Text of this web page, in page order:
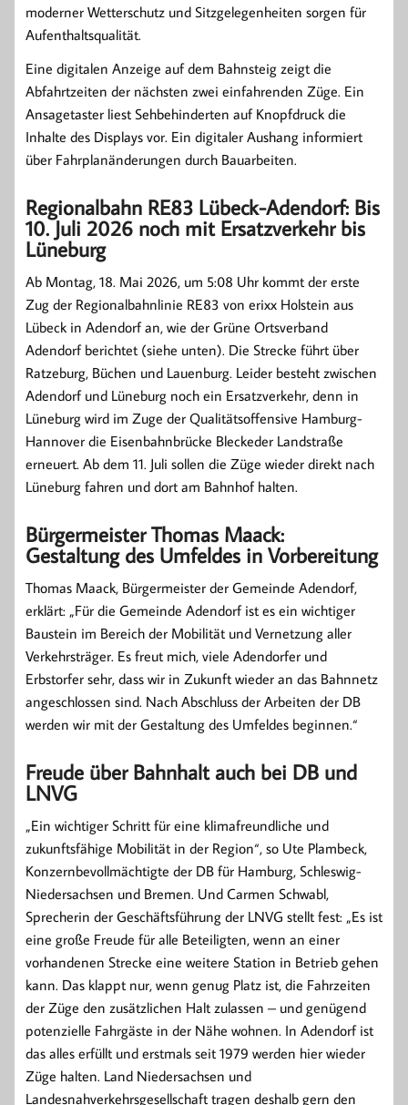
moderner Wetterschutz und Sitzgelegenheiten sorgen für
Aufenthaltsqualität.
Eine digitalen Anzeige auf dem Bahnsteig zeigt die
Abfahrtzeiten der nächsten zwei einfahrenden Züge. Ein
Ansagetaster liest Sehbehinderten auf Knopfdruck die
Inhalte des Displays vor. Ein digitaler Aushang informiert
über Fahrplanänderungen durch Bauarbeiten.
Regionalbahn RE83 Lübeck-Adendorf: Bis
10. Juli 2026 noch mit Ersatzverkehr bis
Lüneburg
Ab Montag, 18. Mai 2026, um 5:08 Uhr kommt der erste
Zug der Regionalbahnlinie RE83 von erixx Holstein aus
Lübeck in Adendorf an, wie der Grüne Ortsverband
Adendorf berichtet (siehe unten). Die Strecke führt über
Ratzeburg, Büchen und Lauenburg. Leider besteht zwischen
Adendorf und Lüneburg noch ein Ersatzverkehr, denn in
Lüneburg wird im Zuge der Qualitätsoffensive Hamburg-
Hannover die Eisenbahnbrücke Bleckeder Landstraße
erneuert. Ab dem 11. Juli sollen die Züge wieder direkt nach
Lüneburg fahren und dort am Bahnhof halten.
Bürgermeister Thomas Maack:
Gestaltung des Umfeldes in Vorbereitung
Thomas Maack, Bürgermeister der Gemeinde Adendorf,
erklärt: „Für die Gemeinde Adendorf ist es ein wichtiger
Baustein im Bereich der Mobilität und Vernetzung aller
Verkehrsträger. Es freut mich, viele Adendorfer und
Erbstorfer sehr, dass wir in Zukunft wieder an das Bahnnetz
angeschlossen sind. Nach Abschluss der Arbeiten der DB
werden wir mit der Gestaltung des Umfeldes beginnen.“
Freude über Bahnhalt auch bei DB und
LNVG
„Ein wichtiger Schritt für eine klimafreundliche und
zukunftsfähige Mobilität in der Region“, so Ute Plambeck,
Konzernbevollmächtigte der DB für Hamburg, Schleswig-
Niedersachsen und Bremen. Und Carmen Schwabl,
Sprecherin der Geschäftsführung der LNVG stellt fest: „Es ist
eine große Freude für alle Beteiligten, wenn an einer
vorhandenen Strecke eine weitere Station in Betrieb gehen
kann. Das klappt nur, wenn genug Platz ist, die Fahrzeiten
der Züge den zusätzlichen Halt zulassen – und genügend
potenzielle Fahrgäste in der Nähe wohnen. In Adendorf ist
das alles erfüllt und erstmals seit 1979 werden hier wieder
Züge halten. Land Niedersachsen und
Landesnahverkehrsgesellschaft tragen deshalb gern den